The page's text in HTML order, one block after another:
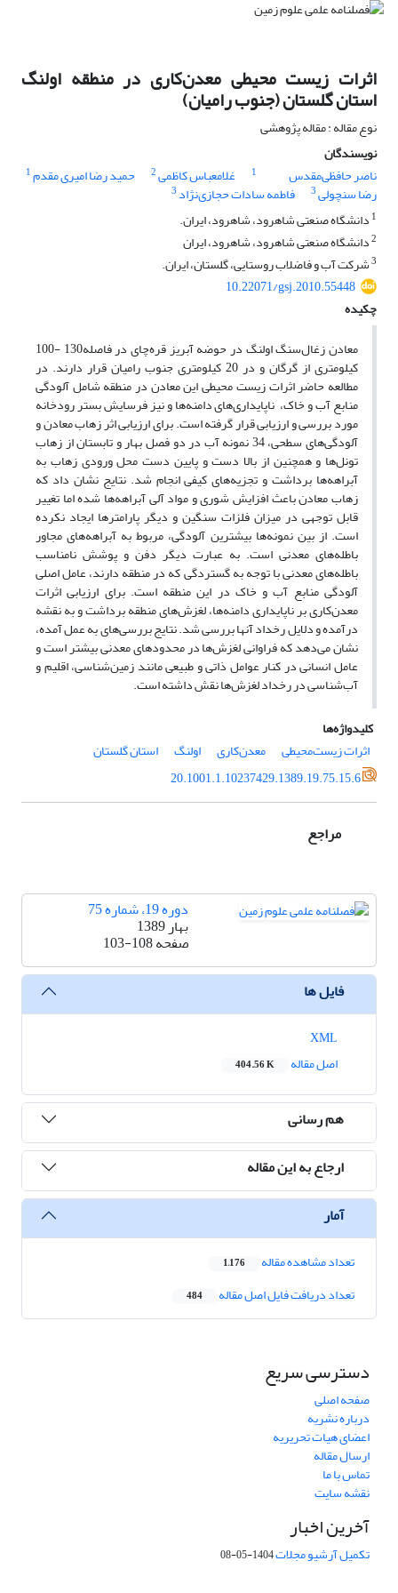
اثرات زیست محیطی معدن‌کاری در منطقه اولنگ
استان گلستان (جنوب رامیان)
نوع مقاله : مقاله پژوهشی
نویسندگان
ناصر حافظی‌مقدس
1 غلامعباس کاظمی2 حمید رضا امیری مقدم1
رضا سنچولی3 فاطمه سادات حجازی‌نژاد 3
1 دانشگاه صنعتی شاهرود، شاهرود، ایران.
2دانشگاه صنعتی شاهرود، شاهرود، ایران
3شرکت آب و فاضلاب روستایی، گلستان، ایران.
10.22071/gsj.2010.55448
چکیده
معادن زغال‌سنگ اولنگ در حوضه آبریز قره‌چای در فاصله130 -100
کیلومتری از گرگان و در 20 کیلومتری جنوب رامیان قرار دارند. در
مطالعه حاضر اثرات زیست محیطی این معادن در منطقه شامل آلودگی
منابع آب و خاک، ناپایداری‌های دامنه‌ها و نیز فرسایش بستر رودخانه
مورد بررسی و ارزیابی قرار گرفته است. برای ارزیابی اثر زهاب معادن و
آلودگی‌های سطحی، 34 نمونه آب در دو فصل بهار و تابستان از زهاب
تونل‌ها و همچنین از بالا دست و پایین دست محل ورودی زهاب به
آبراهه‌ها برداشت و تجزیه‌های کیفی انجام شد. نتایج نشان داد که
زهاب معادن باعث افزایش شوری و مواد آلی آبراهه‌ها شده اما تغییر
قابل توجهی در میزان فلزات سنگین و دیگر پارامترها ایجاد نکرده
است. از بین نمونه‌ها بیشترین آلودگی، مربوط به آبراهه‌های مجاور
باطله‌های معدنی است. به عبارت دیگر دفن و پوشش نامناسب
باطله‌های معدنی با توجه به گستردگی که در منطقه دارند، عامل اصلی
آلودگی منابع آب و خاک در این منطقه است. برای ارزیابی اثرات
معدن‌کاری بر ناپایداری دامنه‌ها، لغزش‌های منطقه برداشت و به نقشه
درآمده و دلایل رخداد آنها بررسی شد. نتایج بررسی‌های به عمل آمده،
نشان می‌دهد که فراوانی لغزش‌ها در محدودهای معدنی بیشتر است و
عامل انسانی در کنار عوامل ذاتی و طبیعی مانند زمین‌شناسی، اقلیم و
آب‌شناسی در رخداد لغزش‌ها نقش داشته است.
کلیدواژه‌ها
اثرات زیست‌محیطی
معدن‌کاری اولنگ
استان گلستان
20.1001.1.10237429.1389.19.75.15.6
مراجع
دوره 19، شماره 75
بهار 1389
صفحه103-108
فایل ها
اصل مقاله
404.56 K
هم رسانی
ارجاع به این مقاله
آمار
تعداد مشاهده مقاله 1,176
تعداد دریافت فایل اصل مقاله 484
دسترسی سریع
صفحه اصلی
درباره نشریه
اعضای هیات تحریریه
ارسال مقاله
تماس با ما
نقشه سایت
آخرین اخبار
تکمیل آرشیو مجلات1404-05-08